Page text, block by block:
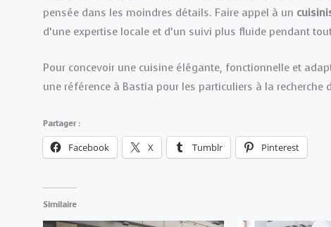
pensée dans les moindres détails. Faire appel à un
d’une expertise locale et d’un suivi plus fluide pendant
Pour concevoir une cuisine élégante, fonctionnelle et
une référence à Bastia pour les particuliers à la
Partager :
Facebook X Tumblr Pinterest
Similaire